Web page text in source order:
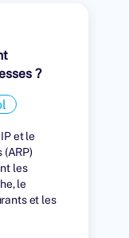
?
et le
(ARP)
les
le
et les